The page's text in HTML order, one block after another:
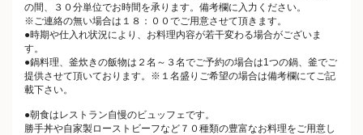
の間、３０分単位でお時間を承ります。備考欄に入力ください。
※ご連絡の無い場合は１８：００でご用意させて頂きます。
●時期や仕入れ状況により、お料理内容が若干変わる場合がございま
す。
●鍋料理、釜炊きの飯物は２名～３名でご予約の場合は1つの鍋、釜でご
提供させて頂いております。※１名盛りご希望の場合は備考欄にてご記
載下さい。
●朝食はレストラン自慢のビュッフェです。
勝手丼や自家製ローストビーフなど７０種類の豊富なお料理をご用意し